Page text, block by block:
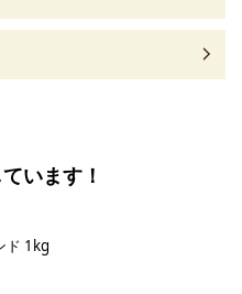
います！
ド 1kg